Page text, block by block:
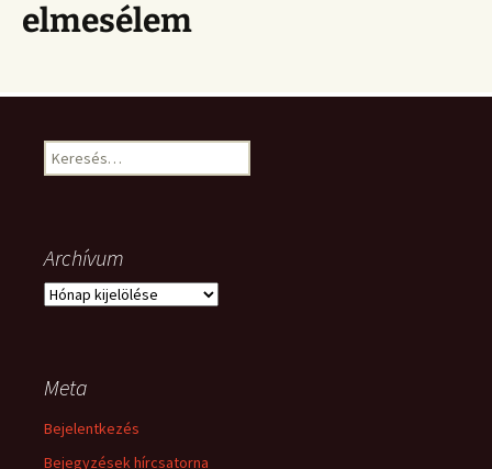
elmesélem
Keresés:
Archívum
Archívum
Meta
Bejelentkezés
Bejegyzések hírcsatorna